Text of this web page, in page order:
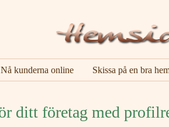
Nå kunderna online Skissa på en bra
ditt företag med